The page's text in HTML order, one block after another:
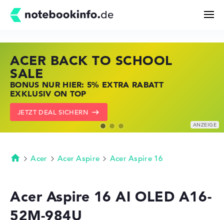
Kaufberatung
Technik & Wissen
Deals
ACER BACK TO SCHOOL
SALE
BONUS NUR HIER: 5% EXTRA RABATT
EXKLUSIV ON TOP
JETZT DEAL SICHERN
HP STORE SSV DEALS
JETZT ZUGREIFEN: NOTEBOOKS BEI HP
KRÄFTIG REDUZIERT
ZU DEN HP ANGEBOTEN
LENOVO LAPTOP DEALS
NOTEBOOKS BEI LENOVO JETZT
KRÄFTIG REDUZIERT
LENOVO DEALS ZEIGEN
Startseite
Acer Acer Aspire Acer Aspire 16
Acer Aspire 16 AI OLED A16-
52M-984U